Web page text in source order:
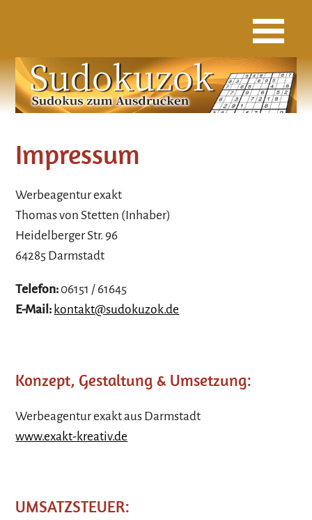
Impressum
Werbeagentur exakt
Thomas von Stetten (Inhaber)
Heidelberger Str. 96
64285 Darmstadt
Telefon: 06151 / 61645
E-Mail: kontakt@sudokuzok.de
Konzept, Gestaltung & Umsetzung:
Werbeagentur exakt aus Darmstadt
www.exakt-kreativ.de
UMSATZSTEUER: